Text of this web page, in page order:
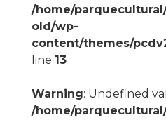
/home/
old/wp-
content/themes/
line 13
Warning: Undefined
/home/